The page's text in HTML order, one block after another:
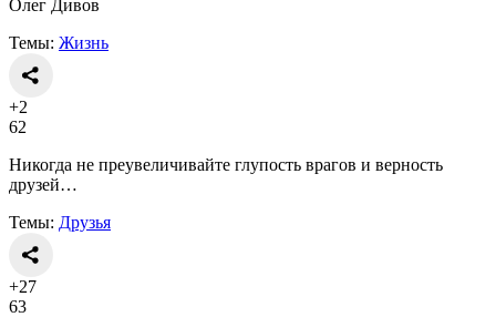
Олег Дивов
Темы: Жизнь
+2
62
Никогда не преувеличивайте глупость врагов и верность
друзей…
Темы: Друзья
+27
63